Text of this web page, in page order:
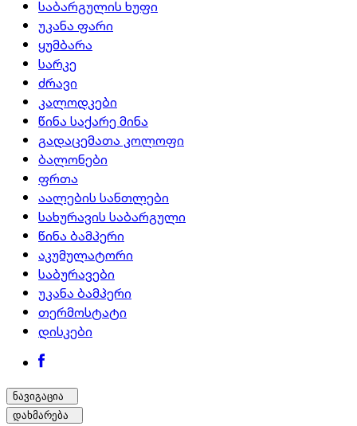
საბარგულის ხუფი
უკანა ფარი
ყუმბარა
სარკე
ძრავი
კალოდკები
წინა საქარე მინა
გადაცემათა კოლოფი
ბალონები
ფრთა
აალების სანთლები
სახურავის საბარგული
წინა ბამპერი
აკუმულატორი
საბურავები
უკანა ბამპერი
თერმოსტატი
დისკები
ნავიგაცია
დახმარება